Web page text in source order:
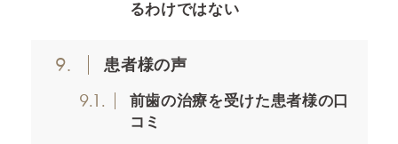
るわけではない
9. 患者様の声
9.1.
前歯の治療を受けた患者様の口
コミ